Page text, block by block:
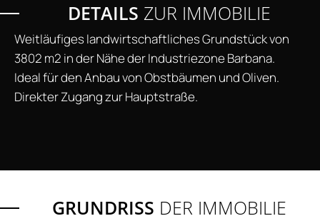
DETAILS ZUR IMMOBILIE
Weitläufiges landwirtschaftliches Grundstück von
3802 m2 in der Nähe der Industriezone Barbana.
Ideal für den Anbau von Obstbäumen und Oliven.
Direkter Zugang zur Hauptstraße.
GRUNDRISS DER IMMOBILIE